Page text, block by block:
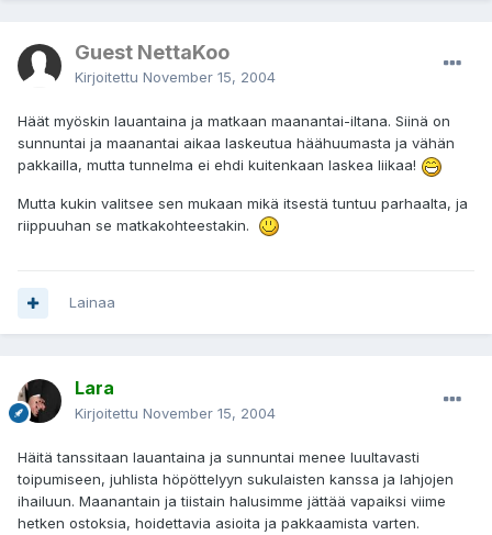
Guest NettaKoo
Kirjoitettu November 15, 2004
Häät myöskin lauantaina ja matkaan maanantai-iltana. Siinä on
sunnuntai ja maanantai aikaa laskeutua häähuumasta ja vähän
pakkailla, mutta tunnelma ei ehdi kuitenkaan laskea liikaa!
Mutta kukin valitsee sen mukaan mikä itsestä tuntuu parhaalta, ja
riippuuhan se matkakohteestakin.
Lainaa
Lara
Kirjoitettu November 15, 2004
Häitä tanssitaan lauantaina ja sunnuntai menee luultavasti
toipumiseen, juhlista höpöttelyyn sukulaisten kanssa ja lahjojen
ihailuun. Maanantain ja tiistain halusimme jättää vapaiksi viime
hetken ostoksia, hoidettavia asioita ja pakkaamista varten.